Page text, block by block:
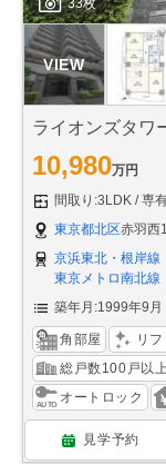
33枚
ライオンズタワ
10,980万円
間取り:3LDK
専
東京都北区赤羽西
京浜東北・根岸線
東京メトロ南北線
築年月:1999年9月
角部屋 リ
総戸数100戸以上
オートロック
見学予約